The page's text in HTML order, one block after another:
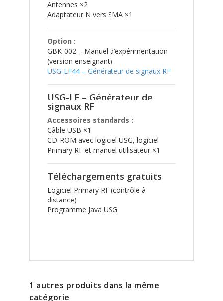
Antennes ×2
Adaptateur N vers SMA ×1
Option :
GBK-002 – Manuel d’expérimentation
(version enseignant)
USG-LF44 – Générateur de signaux RF
USG-LF – Générateur de
signaux RF
Accessoires standards :
Câble USB ×1
CD-ROM avec logiciel USG, logiciel
Primary RF et manuel utilisateur ×1
Téléchargements gratuits
Logiciel Primary RF (contrôle à
distance)
Programme Java USG
1 autres produits dans la même
catégorie